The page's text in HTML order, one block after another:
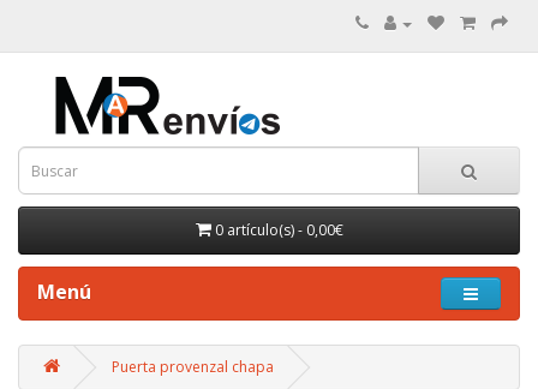
0 artículo(s) - 0,00€
Menú
Puerta provenzal chapa